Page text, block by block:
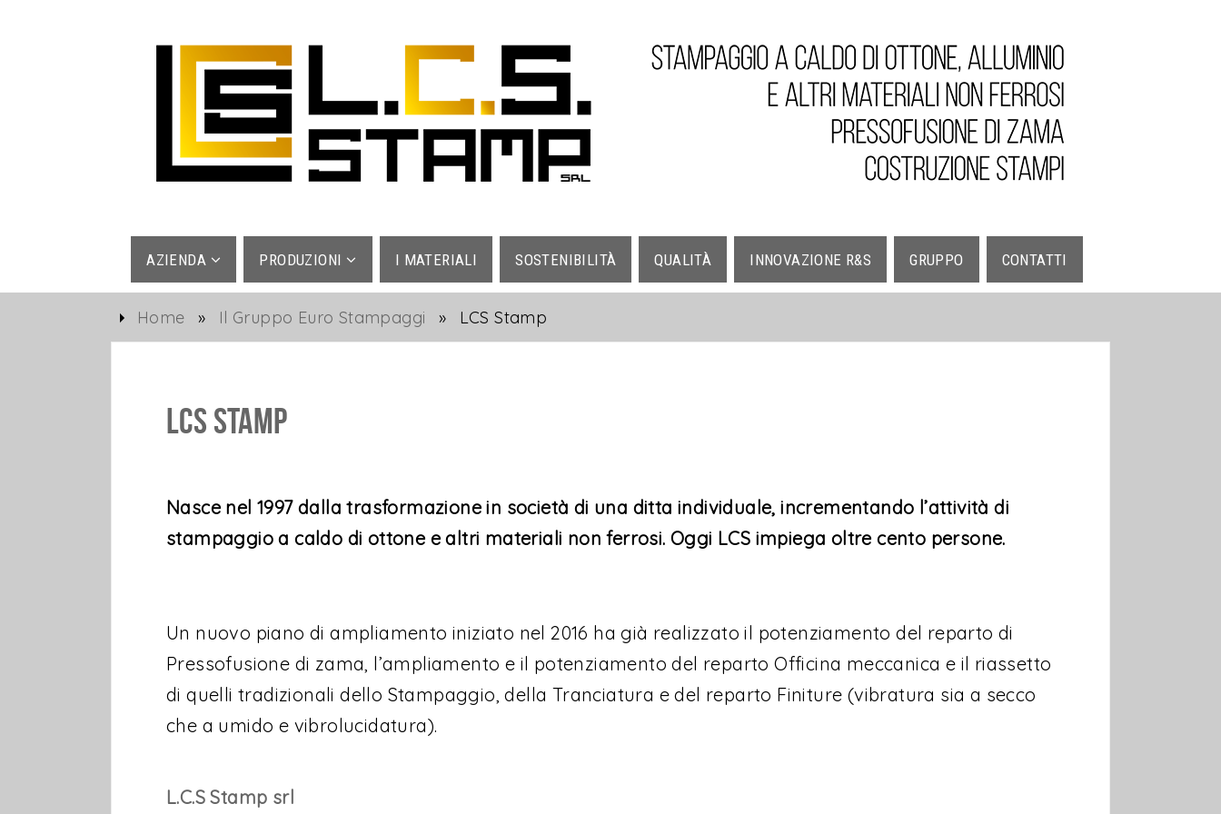
AZIENDA PRODUZIONI I MATERIALI SOSTENIBILITÀ QUALITÀ INNOVAZIONE R&S GRUPPO CONTATTI
Home » Il Gruppo Euro Stampaggi » LCS Stamp
LCS Stamp
Nasce nel 1997 dalla trasformazione in società di una ditta individuale, incrementando l’attività di
stampaggio a caldo di ottone e altri materiali non ferrosi. Oggi LCS impiega oltre cento persone.
Un nuovo piano di ampliamento iniziato nel 2016 ha già realizzato il potenziamento del reparto di
Pressofusione di zama, l’ampliamento e il potenziamento del reparto Officina meccanica e il riassetto
di quelli tradizionali dello Stampaggio, della Tranciatura e del reparto Finiture (vibratura sia a secco
che a umido e vibrolucidatura).
L.C.S Stamp srl